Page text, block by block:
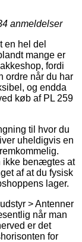
anmeldelser
en hel del
mange er
fordi
ordre når du har
og endda
køb af PL 259
til hvor du
uheldigvis en
ikke benægtes at
af at du fysisk
lager.
> Antenner
når man
er det
for